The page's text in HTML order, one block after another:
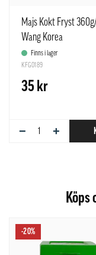
Majs Kokt Fryst
Wang Korea
Finns i lager
KFG0189
35 kr
− +
Köps
-20%